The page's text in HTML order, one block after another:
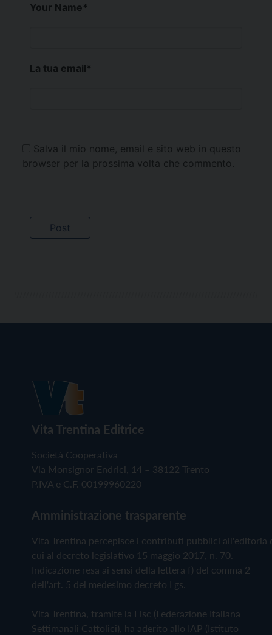
Your Name*
La tua email*
Salva il mio nome, email e sito web in questo
browser per la prossima volta che commento.
Vita Trentina Editrice
Società Cooperativa
Via Monsignor Endrici, 14 – 38122 Trento
P.IVA e C.F. 00199960220
Amministrazione trasparente
Vita Trentina percepisce i contributi pubblici all'editoria
cui al decreto legislativo 15 maggio 2017, n. 70.
Indicazione resa ai sensi della lettera f) del comma 2
dell'art. 5 del medesimo decreto Lgs.
Vita Trentina, tramite la Fisc (Federazione Italiana
Settimanali Cattolici), ha aderito allo IAP (Istituto